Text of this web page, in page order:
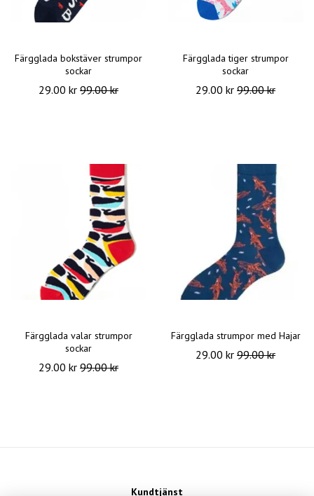
Färgglada bokstäver strumpor
sockar
29.00 kr 99.00 kr
Färgglada tiger strumpor
sockar
29.00 kr 99.00 kr
Färgglada valar strumpor
sockar
29.00 kr 99.00 kr
Färgglada strumpor med Hajar
29.00 kr 99.00 kr
Kundtjänst